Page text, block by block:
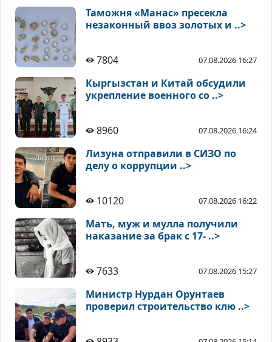
Таможня «Манас» пресекла
незаконный ввоз золотых и ..>
7804 07.08.2026 16:27
Кыргызстан и Китай обсудили
укрепление военного со ..>
8960 07.08.2026 16:24
Лизуна отправили в СИЗО по
делу о коррупции ..>
10120 07.08.2026 16:22
Мать, муж и мулла получили
наказание за брак с 17- ..>
7633 07.08.2026 15:27
Министр Нурдан Орунтаев
проверил строительство клю ..>